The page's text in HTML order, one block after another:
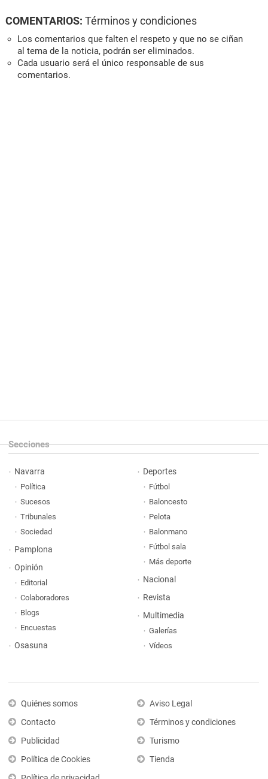
COMENTARIOS: Términos y condiciones
Los comentarios que falten el respeto y que no se ciñan
al tema de la noticia, podrán ser eliminados.
Cada usuario será el único responsable de sus
comentarios.
Secciones
Navarra
Política
Sucesos
Tribunales
Sociedad
Pamplona
Opinión
Editorial
Colaboradores
Blogs
Encuestas
Osasuna
Deportes
Fútbol
Baloncesto
Pelota
Balonmano
Fútbol sala
Más deporte
Nacional
Revista
Multimedia
Galerías
Vídeos
Quiénes somos
Contacto
Publicidad
Política de Cookies
Aviso Legal
Términos y condiciones
Turismo
Tienda